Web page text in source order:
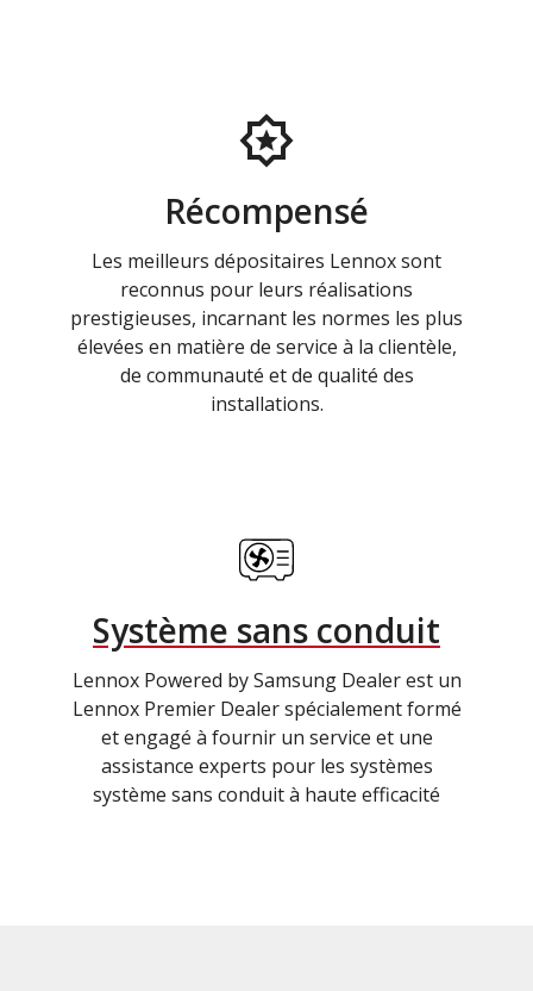
Récompensé
Les meilleurs dépositaires Lennox sont
reconnus pour leurs réalisations
prestigieuses, incarnant les normes les plus
élevées en matière de service à la clientèle,
de communauté et de qualité des
installations.
Système sans conduit
Lennox Powered by Samsung Dealer est un
Lennox Premier Dealer spécialement formé
et engagé à fournir un service et une
assistance experts pour les systèmes
système sans conduit à haute efficacité